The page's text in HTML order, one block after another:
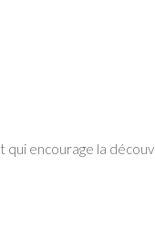
qui encourage la